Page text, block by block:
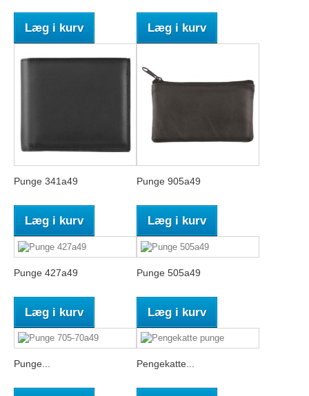
Læg i kurv Læg i kurv
Punge 341a49
Læg i kurv
Punge 905a49
Læg i kurv
Punge 427a49
Læg i kurv
Punge 505a49
Læg i kurv
Punge... Pengekatte...